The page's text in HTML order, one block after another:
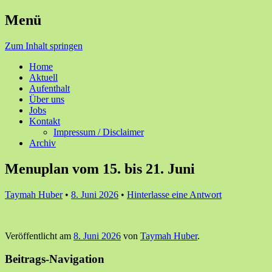
Rohrbach
Menü
Zum Inhalt springen
Home
Aktuell
Aufenthalt
Über uns
Jobs
Kontakt
Impressum / Disclaimer
Archiv
Menuplan vom 15. bis 21. Juni
Taymah Huber • 8. Juni 2026 • Hinterlasse eine Antwort
Veröffentlicht am 8. Juni 2026 von Taymah Huber.
Beitrags-Navigation